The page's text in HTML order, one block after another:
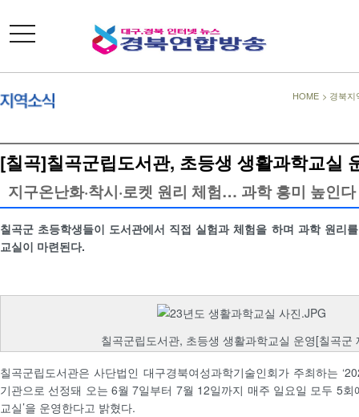
toggle
navigation
HOME > 경북지
[칠곡]칠곡군립도서관, 초등생 생활과학교실
지구온난화·착시·로켓 원리 체험… 과학 흥미 높인다
칠곡군 초등학생들이 도서관에서 직접 실험과 체험을 하며 과학 원리
교실이 마련된다.
칠곡군립도서관, 초등생 생활과학교실 운영[칠곡군
칠곡군립도서관은 사단법인 대구경북여성과학기술인회가 주최하는
기관으로 선정돼 오는 6월 7일부터 7월 12일까지 매주 일요일 모두 5회
교실’을 운영한다고 밝혔다.